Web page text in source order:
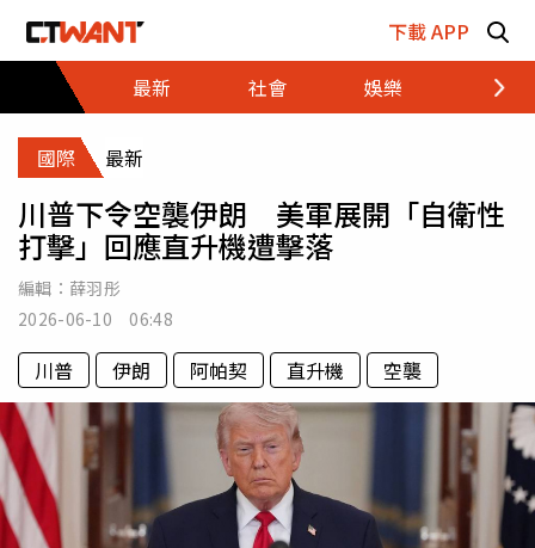
下載 APP
最新
社會 娛樂 財經
國際 最新
川普下令空襲伊朗 美軍展開「自衛性
打擊」回應直升機遭擊落
編輯： 薛羽彤
2026-06-10 06:48
川普 伊朗 阿帕契 直升機 空襲